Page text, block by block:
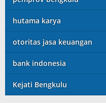
hutama karya
otoritas jasa keuangan
bank indonesia
Kejati Bengkulu